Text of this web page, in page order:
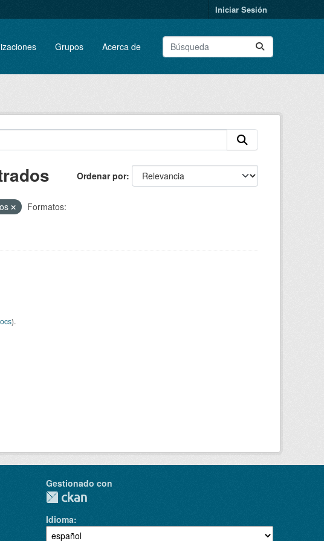
Iniciar Sesión
Grupos Acerca de
Ordenar por
Formatos:
).
Gestionado con
Idioma